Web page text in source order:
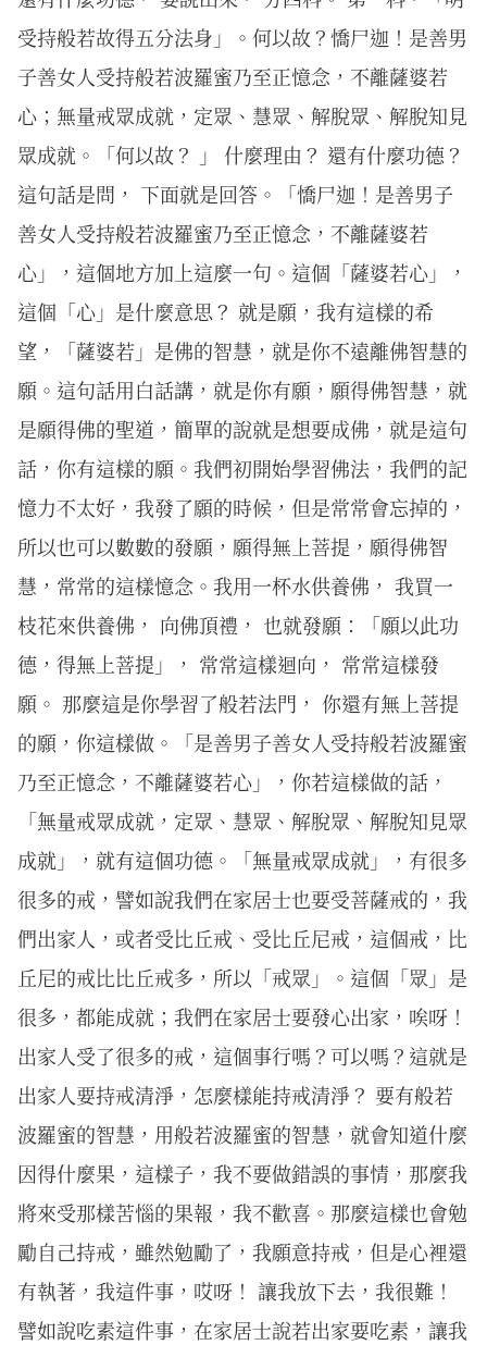
受持般若故得五分法身」。何以故？憍尸迦！是善男
子善女人受持般若波羅蜜乃至正憶念，不離薩婆若
心；無量戒眾成就，定眾、慧眾、解脫眾、解脫知見
眾成就。「何以故？ 」 什麼理由？ 還有什麼功德？
這句話是問， 下面就是回答。「憍尸迦！是善男子
善女人受持般若波羅蜜乃至正憶念，不離薩婆若
心」，這個地方加上這麼一句。這個「薩婆若心」，
這個「心」是什麼意思？ 就是願，我有這樣的希
望，「薩婆若」是佛的智慧，就是你不遠離佛智慧的
願。這句話用白話講，就是你有願，願得佛智慧，就
是願得佛的聖道，簡單的說就是想要成佛，就是這句
話，你有這樣的願。我們初開始學習佛法，我們的記
憶力不太好，我發了願的時候，但是常常會忘掉的，
所以也可以數數的發願，願得無上菩提，願得佛智
慧，常常的這樣憶念。我用一杯水供養佛， 我買一
枝花來供養佛， 向佛頂禮， 也就發願：「願以此功
德，得無上菩提」， 常常這樣迴向， 常常這樣發
願。 那麼這是你學習了般若法門， 你還有無上菩提
的願，你這樣做。「是善男子善女人受持般若波羅蜜
乃至正憶念，不離薩婆若心」，你若這樣做的話，
「無量戒眾成就，定眾、慧眾、解脫眾、解脫知見眾
成就」，就有這個功德。「無量戒眾成就」，有很多
很多的戒，譬如說我們在家居士也要受菩薩戒的，我
們出家人，或者受比丘戒、受比丘尼戒，這個戒，比
丘尼的戒比比丘戒多，所以「戒眾」。這個「眾」是
很多，都能成就；我們在家居士要發心出家，唉呀！
出家人受了很多的戒，這個事行嗎？可以嗎？這就是
出家人要持戒清淨，怎麼樣能持戒清淨？ 要有般若
波羅蜜的智慧，用般若波羅蜜的智慧，就會知道什麼
因得什麼果，這樣子，我不要做錯誤的事情，那麼我
將來受那樣苦惱的果報，我不歡喜。那麼這樣也會勉
勵自己持戒，雖然勉勵了，我願意持戒，但是心裡還
有執著，我這件事，哎呀！ 讓我放下去，我很難！
譬如說吃素這件事，在家居士說若出家要吃素，讓我